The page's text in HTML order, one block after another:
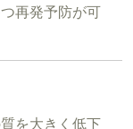
再発予防が可
を大きく低下